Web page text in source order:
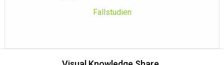
Fallstudien